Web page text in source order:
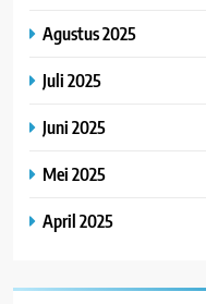
Agustus 2025
Juli 2025
Juni 2025
Mei 2025
April 2025